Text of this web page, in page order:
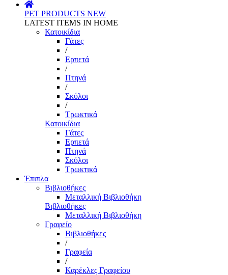
PET PRODUCTS NEW
LATEST ITEMS IN HOME
Κατοικίδια
Γάτες
/
Ερπετά
/
Πτηνά
/
Σκύλοι
/
Τρωκτικά
Κατοικίδια
Γάτες
Ερπετά
Πτηνά
Σκύλοι
Τρωκτικά
Έπιπλα
Βιβλιοθήκες
Μεταλλική Βιβλιοθήκη
Βιβλιοθήκες
Μεταλλική Βιβλιοθήκη
Γραφείο
Βιβλιοθήκες
/
Γραφεία
/
Καρέκλες Γραφείου